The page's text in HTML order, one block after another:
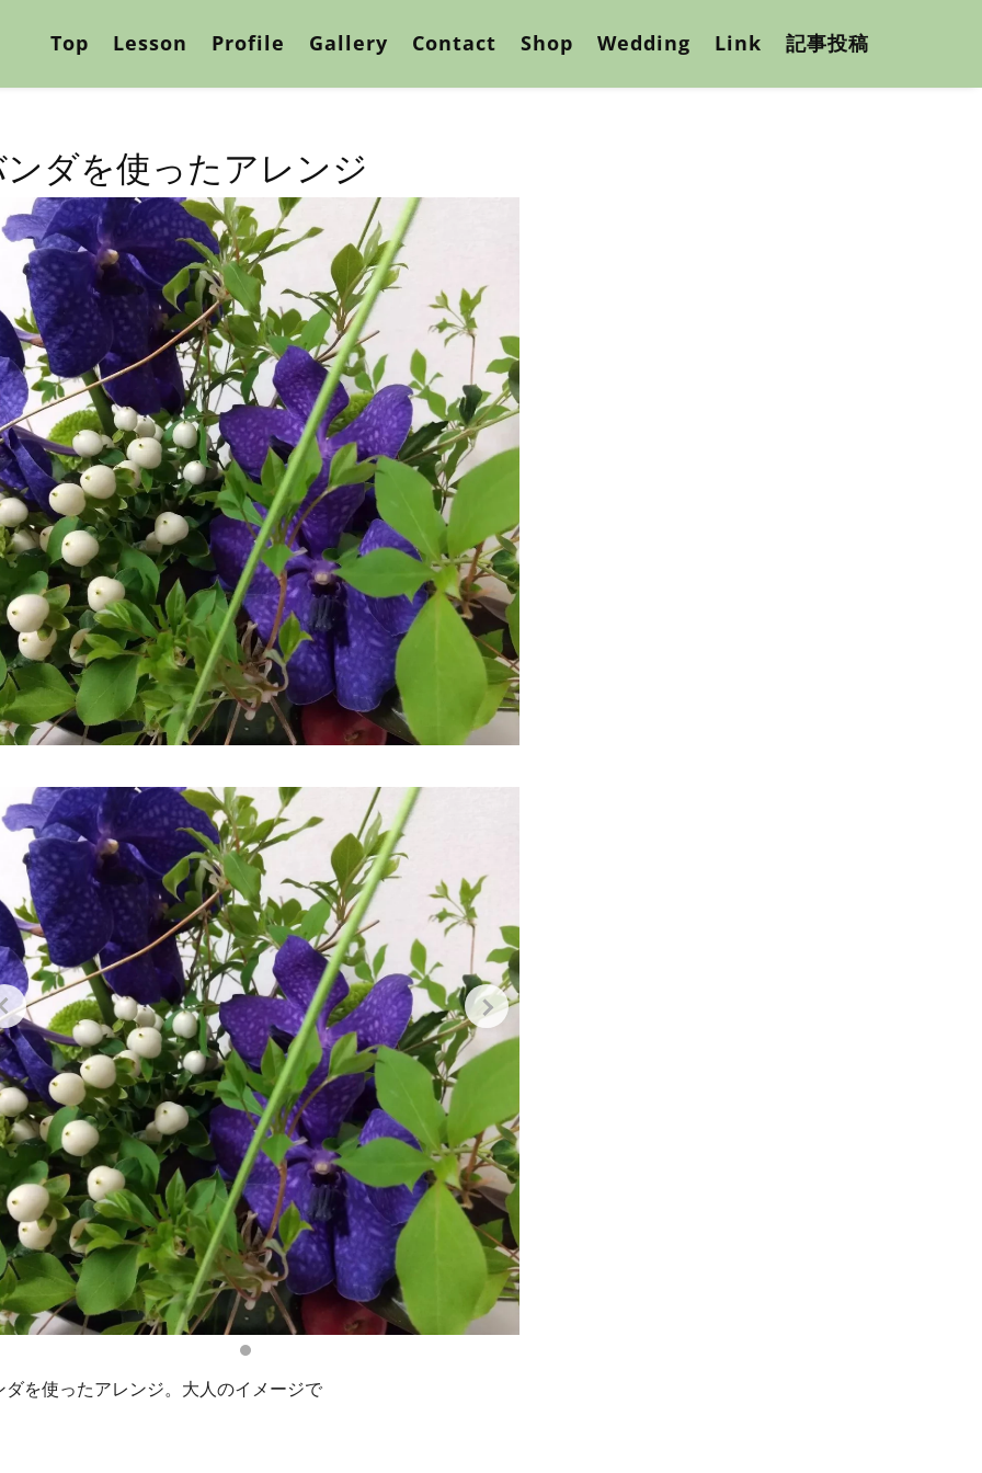
Top Lesson Profile Gallery Contact Shop Wedding Link 記事投稿
ダを使ったアレンジ
ダを使ったアレンジ。大人のイメージで